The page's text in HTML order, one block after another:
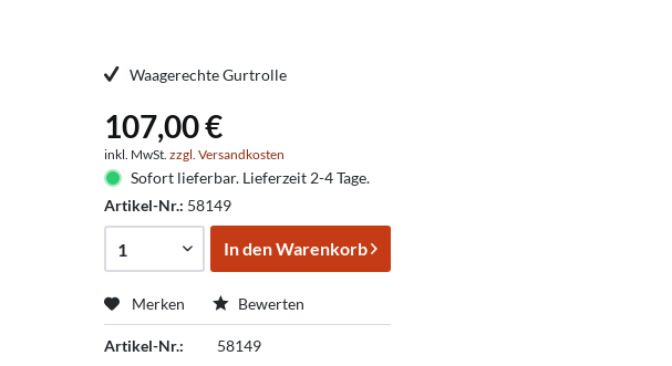
Waagerechte Gurtrolle
107,00 €
inkl. MwSt.zzgl. Versandkosten
Sofort lieferbar. Lieferzeit 2-4 Tage.
Artikel-Nr.: 58149
In denWarenkorb
Merken Bewerten
Artikel-Nr.: 58149